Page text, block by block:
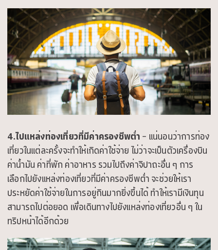
Life
at
SC
Campaigns
Jobs
Intern
Blog
เทรนด์
ทำงาน
4.ไปแหล่งท่องเที่ยวที่มีค่าครองชีพต่ำ– แน่นอนว่าการท่อง
เที่ยวในแต่ละครั้งจะทำให้เกิดค่าใช้จ่าย ไม่ว่าจะเป็นตัวเครื่องบิน
ค่าน้ำมัน ค่าที่พัก ค่าอาหาร รวมไปถึงค่าจิปาถะอื่น ๆ การ
เลือกไปยังแหล่งท่องเที่ยวที่มีค่าครองชีพต่ำ จะช่วยให้เรา
ประหยัดค่าใช้จ่ายในการอยู่กินมากยิ่งขึ้นได้ ทำให้เรามีเงินทุน
สามารถไปต่อยอด เพื่อเดินทางไปยังแหล่งท่องเที่ยวอื่น ๆ ใน
ทริปหน้าได้อีกด้วย